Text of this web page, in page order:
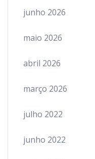
junho 2026
maio 2026
abril 2026
março 2026
julho 2022
junho 2022